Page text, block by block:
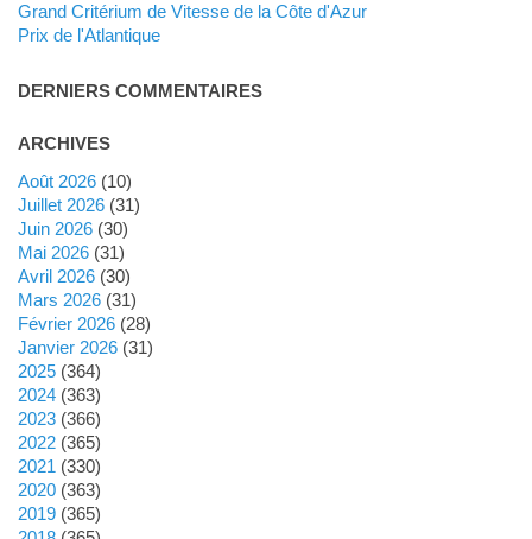
Grand Critérium de Vitesse de la Côte d'Azur
Prix de l'Atlantique
DERNIERS COMMENTAIRES
ARCHIVES
août 2026(10)
juillet 2026(31)
juin 2026(30)
mai 2026(31)
avril 2026(30)
mars 2026(31)
février 2026(28)
janvier 2026(31)
2025(364)
2024(363)
2023(366)
2022(365)
2021 (330)
2020(363)
2019(365)